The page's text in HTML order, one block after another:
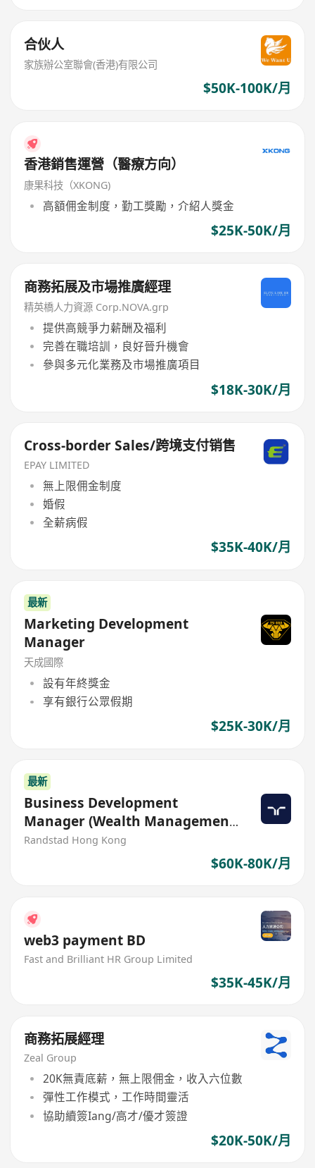
合伙人
家族辦公室聯會(香港)有限公司
$50K-100K/月
香港銷售運營（醫療方向）
康果科技（XKONG)
高額佣金制度，勤工獎勵，介紹人獎金
$25K-50K/月
商務拓展及市場推廣經理
精英橋人力資源 Corp.NOVA.grp
提供高競爭力薪酬及福利
完善在職培訓，良好晉升機會
參與多元化業務及市場推廣項目
$18K-30K/月
Cross-border Sales/跨境支付销售
EPAY LIMITED
無上限佣金制度
婚假
全薪病假
$35K-40K/月
最新
Marketing Development
Manager
天成國際
設有年終獎金
享有銀行公眾假期
$25K-30K/月
最新
Business Development
Manager (Wealth Management
Tech)
Randstad Hong Kong
$60K-80K/月
web3 payment BD
Fast and Brilliant HR Group Limited
$35K-45K/月
商務拓展經理
Zeal Group
20K無責底薪，無上限佣金，收入六位數
彈性工作模式，工作時間靈活
協助續簽Iang/高才/優才簽證
$20K-50K/月